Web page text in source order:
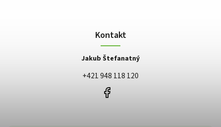
Kontakt
Jakub Štefanatný
+421 948 118 120